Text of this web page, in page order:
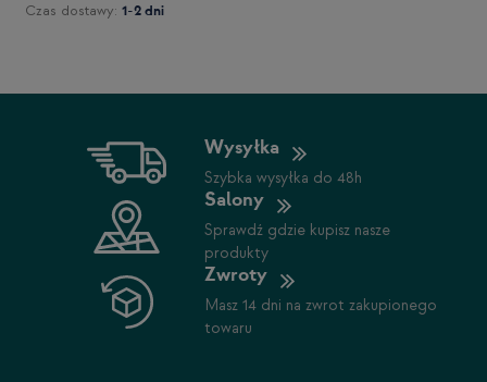
Czas dostawy: 1-2 dni
Wysyłka
Szybka wysyłka do 48h
Salony
Sprawdź gdzie kupisz nasze
produkty
Zwroty
Masz 14 dni na zwrot zakupionego
towaru